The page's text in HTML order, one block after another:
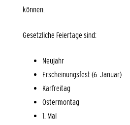
können.
Gesetzliche Feiertage sind:
Neujahr
Erscheinungsfest (6. Januar)
Karfreitag
Ostermontag
1. Mai